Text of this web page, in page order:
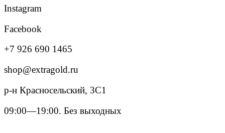
Instagram
Facebook
+7 926 690 1465
shop@extragold.ru
р-н Красносельский, 3С1
09:00—19:00. Без выходных